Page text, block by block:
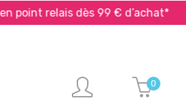
point relais dès 99 € d’achat*
0